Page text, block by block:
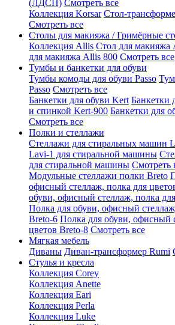
(ЛДСП) Смотреть все
Коллекция Korsar Стол-
Смотреть все
Столы для макияжа / Гримёрные
Коллекция Allis Стол для макияжа
для макияжа Allis 800 Смотреть все
Тумбы и банкетки для обуви
Тумбы комоды для обуви Passo
Passo Смотреть все
Банкетки для обуви Kert Банкетки
и спинкой Kert-900 Банкетки для
Смотреть все
Полки и стеллажи
Стеллажи для стиральных машин
Lavi-1 для стиральной машины
для стиральной машины Смотреть
Модульные стеллажи полки Breto
офисный стеллаж, полка для
обуви, офисный стеллаж, полка
Полка для обуви, офисный
Breto-6 Полка для обуви, офисный
цветов Breto-8 Смотреть все
Мягкая мебель
Диваны Диван-трансформер Rumi
Стулья и кресла
Коллекция Corey
Коллекция Anette
Коллекция Eari
Коллекция Perla
Коллекция Luke